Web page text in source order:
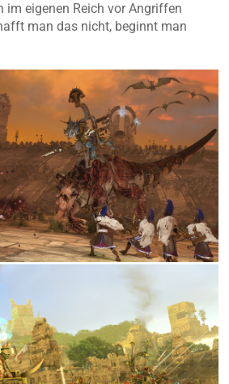
im eigenen Reich vor Angriffen
man das nicht, beginnt man